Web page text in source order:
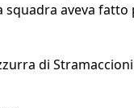
squadra aveva
di